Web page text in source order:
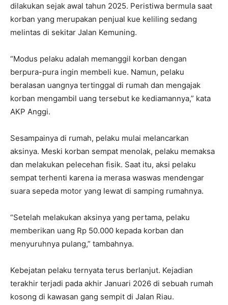
dilakukan sejak awal tahun 2025. Peristiwa bermula saat
korban yang merupakan penjual kue keliling sedang
melintas di sekitar Jalan Kemuning.
“Modus pelaku adalah memanggil korban dengan
berpura-pura ingin membeli kue. Namun, pelaku
beralasan uangnya tertinggal di rumah dan mengajak
korban mengambil uang tersebut ke kediamannya,” kata
AKP Anggi.
Sesampainya di rumah, pelaku mulai melancarkan
aksinya. Meski korban sempat menolak, pelaku memaksa
dan melakukan pelecehan fisik. Saat itu, aksi pelaku
sempat terhenti karena ia merasa waswas mendengar
suara sepeda motor yang lewat di samping rumahnya.
“Setelah melakukan aksinya yang pertama, pelaku
memberikan uang Rp 50.000 kepada korban dan
menyuruhnya pulang,” tambahnya.
Kebejatan pelaku ternyata terus berlanjut. Kejadian
terakhir terjadi pada akhir Januari 2026 di sebuah rumah
kosong di kawasan gang sempit di Jalan Riau.